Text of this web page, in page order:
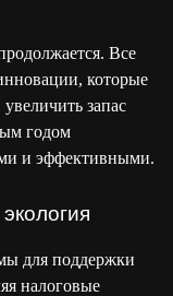
Все
которые
запас
годом
и эффективными.
для поддержки
налоговые